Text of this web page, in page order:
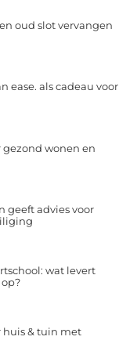
oud slot vervangen
ease. als cadeau voor
gezond wonen en
geeft advies voor
wat levert
huis & tuin met